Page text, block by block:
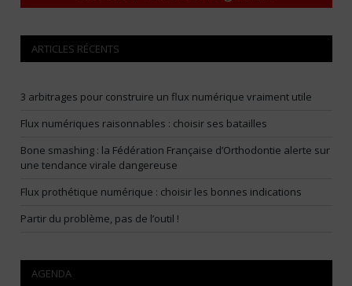
ARTICLES RÉCENTS
3 arbitrages pour construire un flux numérique vraiment utile
Flux numériques raisonnables : choisir ses batailles
Bone smashing : la Fédération Française d’Orthodontie alerte sur
une tendance virale dangereuse
Flux prothétique numérique : choisir les bonnes indications
Partir du problème, pas de l’outil !
AGENDA